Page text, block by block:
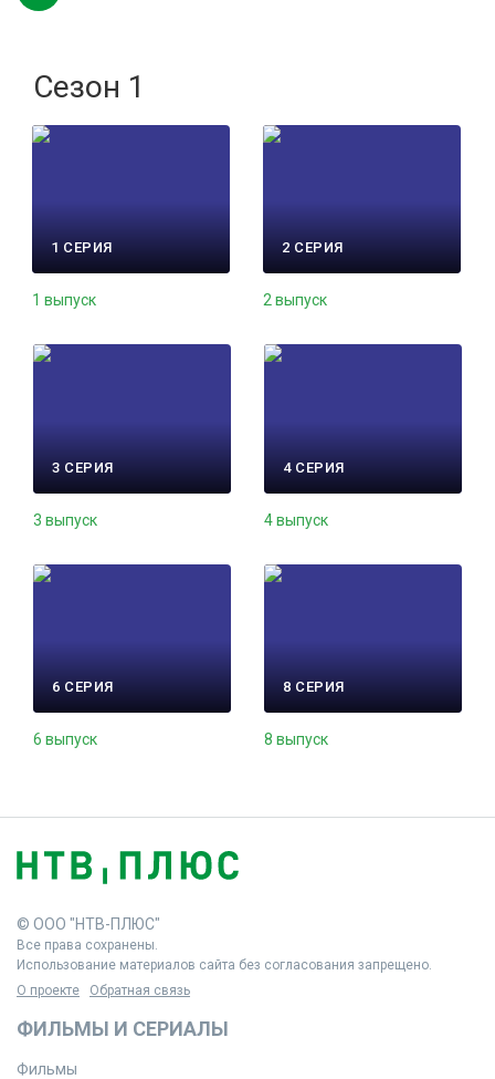
Сезон 1
1 СЕРИЯ
1 выпуск
2 СЕРИЯ
2 выпуск
3 СЕРИЯ
3 выпуск
4 СЕРИЯ
4 выпуск
6 СЕРИЯ
6 выпуск
8 СЕРИЯ
8 выпуск
© ООО "НТВ-ПЛЮС"
Все права сохранены.
Использование материалов сайта без согласования запрещено.
О проекте
Обратная связь
ФИЛЬМЫ И СЕРИАЛЫ
Фильмы